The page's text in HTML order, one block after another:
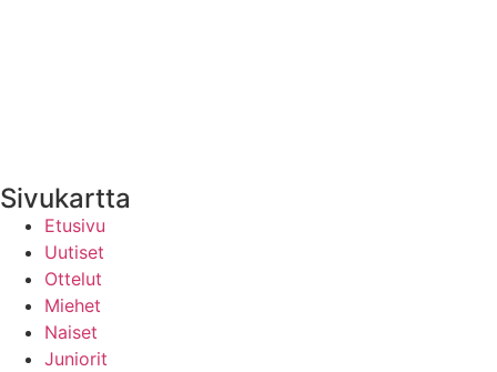
Sivukartta
Etusivu
Uutiset
Ottelut
Miehet
Naiset
Juniorit